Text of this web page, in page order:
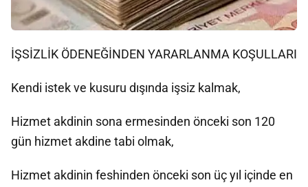
İŞSİZLİK ÖDENEĞİNDEN YARARLANMA KOŞULLARI
Kendi istek ve kusuru dışında işsiz kalmak,
Hizmet akdinin sona ermesinden önceki son 120
gün hizmet akdine tabi olmak,
Hizmet akdinin feshinden önceki son üç yıl içinde en